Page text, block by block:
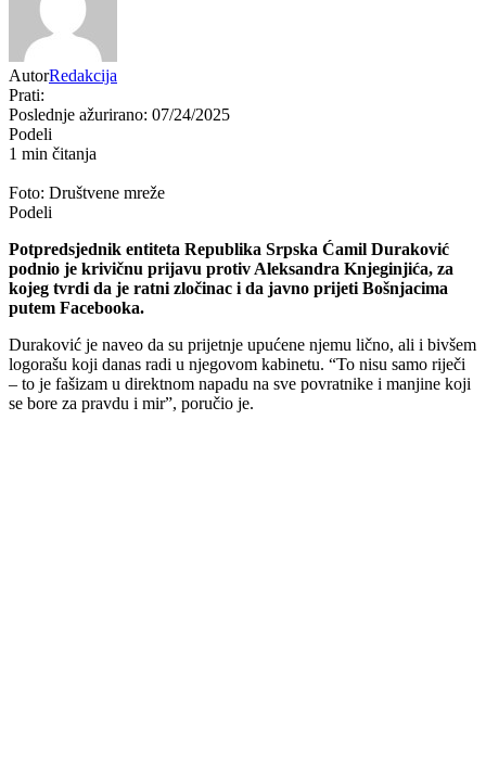
AutorRedakcija
Prati:
Poslednje ažurirano: 07/24/2025
Podeli
1 min čitanja
Foto: Društvene mreže
Podeli
Potpredsjednik entiteta Republika Srpska Ćamil Duraković
podnio je krivičnu prijavu protiv Aleksandra Knjeginjića, za
kojeg tvrdi da je ratni zločinac i da javno prijeti Bošnjacima
putem Facebooka.
Duraković je naveo da su prijetnje upućene njemu lično, ali i bivšem
logorašu koji danas radi u njegovom kabinetu. “To nisu samo riječi
– to je fašizam u direktnom napadu na sve povratnike i manjine koji
se bore za pravdu i mir”, poručio je.